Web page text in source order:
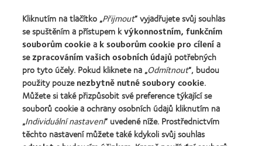
Zkušený uživatel
Blog
O společnosti CooperVision
Kariéra v CooperVision
Kontaktujte nás
Kliknutím na tlačítko „Přijmout“ vyjadřujete svůj souhlas
se spuštěním a přístupem kvýkonnostním, funkčním
souborům cookiea k souborům cookie pro cílenía
sezpracováním vašich osobních údajů potřebných
pro tyto účely. Pokud kliknete na „Odmítnout“, budou
použity pouzenezbytně nutné soubory cookie.
Můžete si také přizpůsobit své preference týkající se
souborů cookie a ochrany osobních údajů kliknutím na
„Individuální nastavení“ uvedené níže. Prostřednictvím
těchto nastavení můžete také kdykoli svůj souhlas